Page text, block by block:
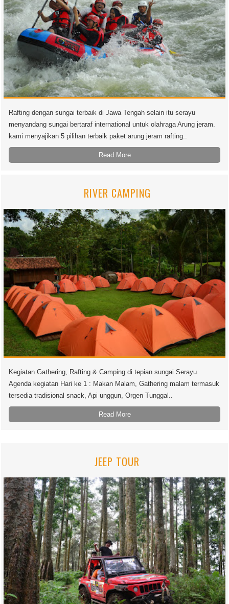
Rafting dengan sungai terbaik di Jawa Tengah selain itu serayu
menyandang sungai bertaraf international untuk olahraga Arung jeram.
kami menyajikan 5 pilihan terbaik paket arung jeram rafting..
Read More
RIVER CAMPING
Kegiatan Gathering, Rafting & Camping di tepian sungai Serayu.
Agenda kegiatan Hari ke 1 : Makan Malam, Gathering malam termasuk
tersedia tradisional snack, Api unggun, Orgen Tunggal..
Read More
JEEP TOUR